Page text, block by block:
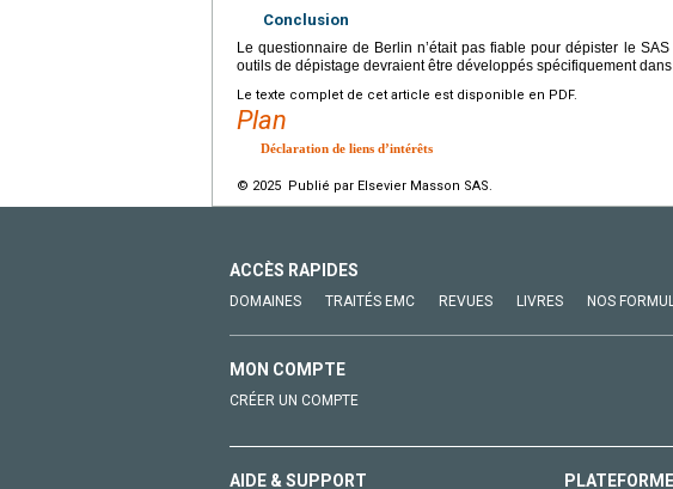
Conclusion
Le questionnaire de Berlin n’était pas fiable pour dépister le
outils de dépistage devraient être développés spécifiquement dans
Le texte complet de cet article est disponible en PDF.
Plan
Déclaration de liens d’intérêts
© 2025 Publié par Elsevier Masson SAS.
ACCÈS RAPIDES
DOMAINES TRAITÉS EMC REVUES LIVRES NOS
MON COMPTE
CRÉER UN COMPTE
AIDE & SUPPORT